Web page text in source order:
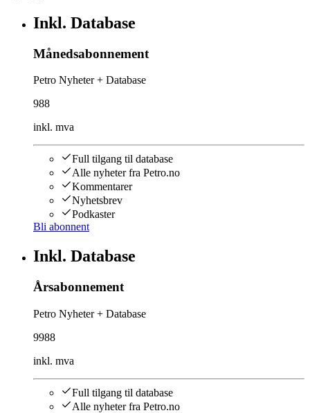
Inkl. Database
Månedsabonnement
Petro Nyheter + Database
988
inkl. mva
Full tilgang til database
Alle nyheter fra Petro.no
Kommentarer
Nyhetsbrev
Podkaster
Bli abonnent
Inkl. Database
Årsabonnement
Petro Nyheter + Database
9988
inkl. mva
Full tilgang til database
Alle nyheter fra Petro.no